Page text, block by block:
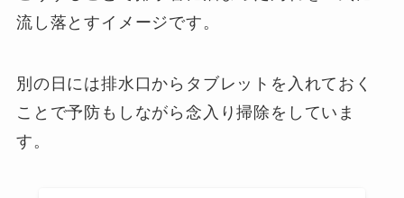
流し落とすイメージです。
別の日には排水口からタブレットを入れておく
ことで予防もしながら念入り掃除をしていま
す。